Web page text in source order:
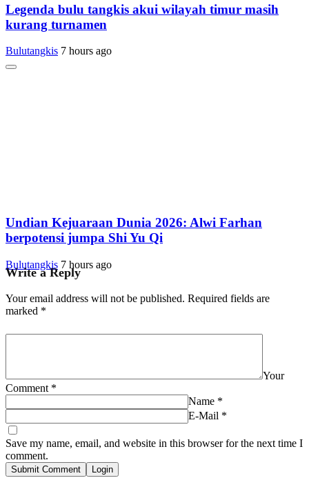
Legenda bulu tangkis akui wilayah timur masih
kurang turnamen
Bulutangkis 7 hours ago
Undian Kejuaraan Dunia 2026: Alwi Farhan
berpotensi jumpa Shi Yu Qi
Bulutangkis 7 hours ago
Write a Reply
Your email address will not be published. Required fields are
marked *
Your
Comment *
Name *
E-Mail *
Save my name, email, and website in this browser for the next time I
comment.
Submit Comment Login